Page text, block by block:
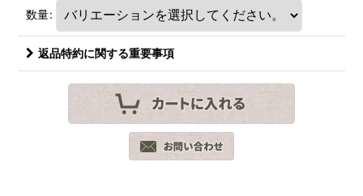
数量:
返品特約に関する重要事項